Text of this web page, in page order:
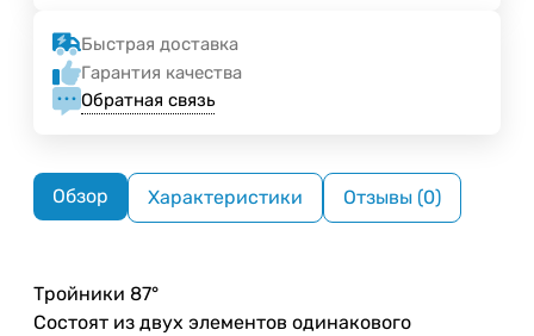
Быстрая доставка
Гарантия качества
Обратная связь
Обзор Характеристики Отзывы (0)
Тройники 87°
Состоят из двух элементов одинакового